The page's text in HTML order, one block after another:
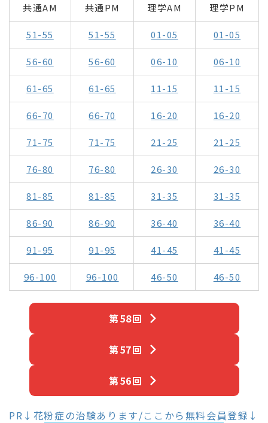
共通AM 共通PM 理学AM 理学PM
51-55 51-55 01-05 01-05
56-60 56-60 06-10 06-10
61-65 61-65 11-15 11-15
66-70 66-70 16-20 16-20
71-75 71-75 21-25 21-25
76-80 76-80 26-30 26-30
81-85 81-85 31-35 31-35
86-90 86-90 36-40 36-40
91-95 91-95 41-45 41-45
96-100 96-100 46-50 46-50
第58回
第57回
第56回
PR↓花粉症の治験あります/ここから無料会員登録↓